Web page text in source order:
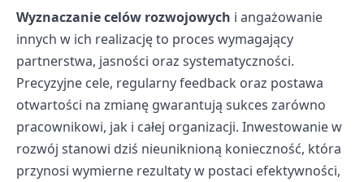
Wyznaczanie celów rozwojowych i angażowanie
innych w ich realizację to proces wymagający
partnerstwa, jasności oraz systematyczności.
Precyzyjne cele, regularny feedback oraz postawa
otwartości na zmianę gwarantują sukces zarówno
pracownikowi, jak i całej organizacji. Inwestowanie w
rozwój stanowi dziś nieuniknioną konieczność, która
przynosi wymierne rezultaty w postaci efektywności,